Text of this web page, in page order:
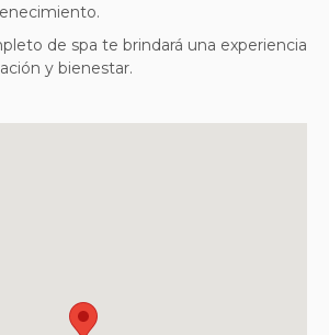
de spa te brindará una experiencia
y bienestar.